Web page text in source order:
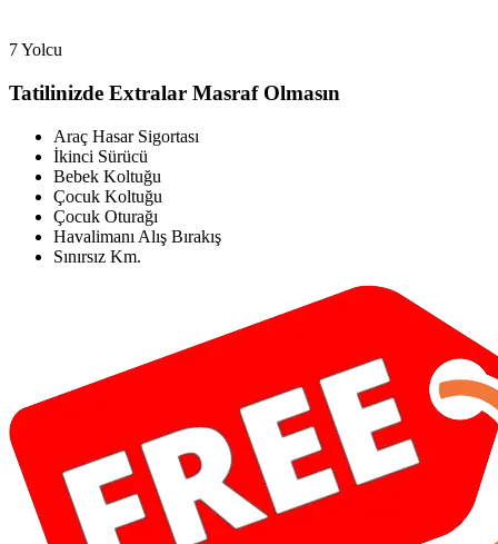
7 Yolcu
Tatilinizde Extralar Masraf Olmasın
Araç Hasar Sigortası
İkinci Sürücü
Bebek Koltuğu
Çocuk Koltuğu
Çocuk Oturağı
Havalimanı Alış Bırakış
Sınırsız Km.